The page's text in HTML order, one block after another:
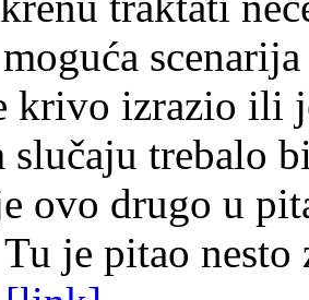
krivo izrazio ili
slučaju trebalo
ovo drugo u
je pitao